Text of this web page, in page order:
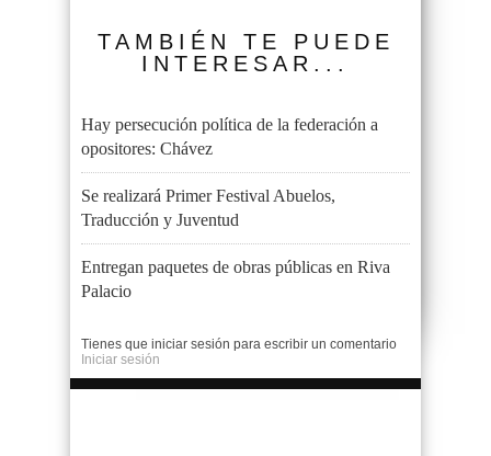
TAMBIÉN TE PUEDE
INTERESAR...
Hay persecución política de la federación a
opositores: Chávez
Se realizará Primer Festival Abuelos,
Traducción y Juventud
Entregan paquetes de obras públicas en Riva
Palacio
Tienes que iniciar sesión para escribir un comentario
Iniciar sesión